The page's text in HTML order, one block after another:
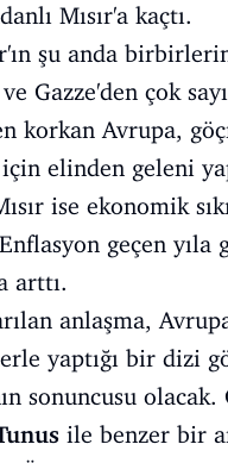
Mısır'a kaçtı.
şu anda
Gazze'den çok
korkan Avrupa,
için elinden geleni
ise ekonomik
geçen yıla
arttı.
anlaşma,
yaptığı bir dizi
sonuncusu
ile benzer bir